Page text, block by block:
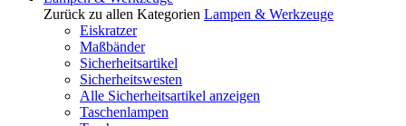
Zurück zu allen Kategorien Lampen & Werkzeuge
Eiskratzer
Maßbänder
Sicherheitsartikel
Sicherheitswesten
Alle Sicherheitsartikel anzeigen
Taschenlampen